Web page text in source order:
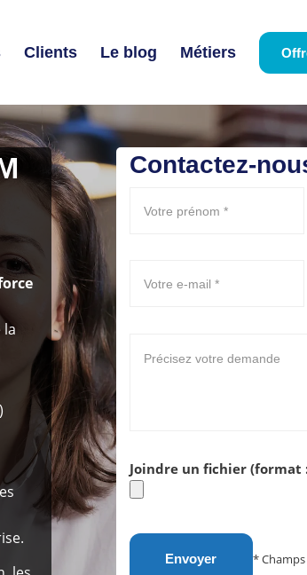
Clients Le blog Métiers
la
Contactez-
Joindre un fichier (format
*